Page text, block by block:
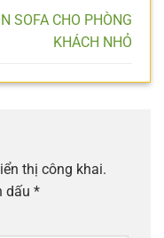
SOFA CHO PHÒNG
KHÁCH NHỎ
thị công khai.
dấu *